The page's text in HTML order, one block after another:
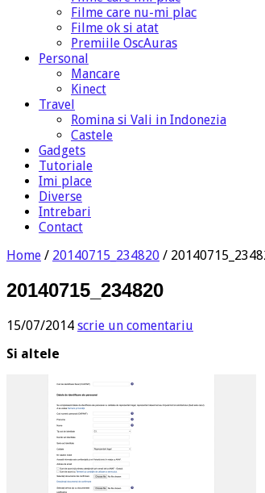
Filme care nu-mi plac
Filme ok si atat
Premiile OscAuras
Personal
Mancare
Kinect
Travel
Romina si Vali in Indonezia
Castele
Gadgets
Tutoriale
Imi place
Diverse
Intrebari
Contact
Home / 20140715_234820 /
20140715_234820
15/07/2014 scrie un comentariu
Si altele